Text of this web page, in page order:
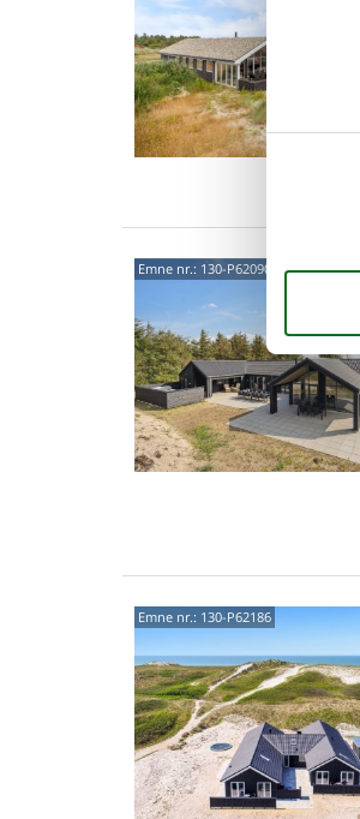
Emne nr.: 130-P62090
Emne nr.: 130-P62186